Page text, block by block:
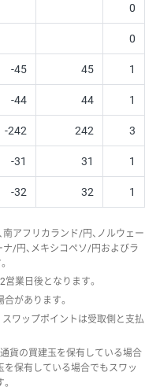
0
0
-45 45 1
-44 44 1
-242 242 3
-31 31 1
-32 32 1
アフリカランド/円、ノルウェー
/円、メキシコペソ/円およびラ
業日後となります。
があります。
ワップポイントは受取側と支払
貨の買建玉を保有している場合
を保有している場合でもスワッ